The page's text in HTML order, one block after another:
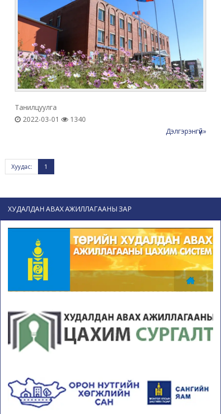
Танилцуулга
2022-03-01
1340
Дэлгэрэнгүй»
Хуудас: 1
ХУДАЛДАН АВАХ АЖИЛЛАГААНЫ ЗАР